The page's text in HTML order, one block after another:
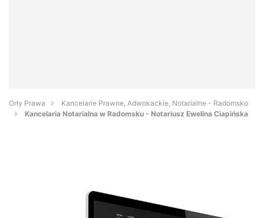
Orły Prawa
Kancelarie Prawne, Adwokackie, Notarialne - Radomsko
Kancelaria Notarialna w Radomsku - Notariusz Ewelina Ciapińska